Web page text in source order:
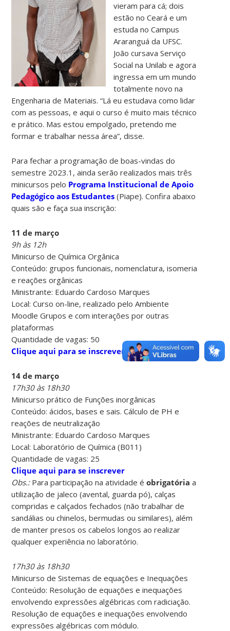
vieram para cá; dois
estão no Ceará e um
estuda no Campus
Araranguá da UFSC.
João cursava Serviço
Social na Unilab e agora
ingressa em um mundo
totalmente novo na
Engenharia de Materiais. “Lá eu estudava como lidar
com as pessoas, e aqui o curso é muito mais técnico
e prático. Mas estou empolgado, pretendo me
formar e trabalhar nessa área”, disse.
Para fechar a programação de boas-vindas do
semestre 2023.1, ainda serão realizados mais três
minicursos pelo Programa Institucional de Apoio
Pedagógico aos Estudantes (Piape). Confira abaixo
quais são e faça sua inscrição:
11 de março
9h às 12h
Minicurso de Química Orgânica
Conteúdo: grupos funcionais, nomenclatura, isomeria
e reações orgânicas
Ministrante: Eduardo Cardoso Marques
Local: Curso on-line, realizado pelo Ambiente
Moodle Grupos e com interações por outras
plataformas
Quantidade de vagas: 50
Clique aqui para se inscrever
14 de março
17h30 às 18h30
Minicurso prático de Funções inorgânicas
Conteúdo: ácidos, bases e sais. Cálculo de PH e
reações de neutralização
Ministrante: Eduardo Cardoso Marques
Local: Laboratório de Química (B011)
Quantidade de vagas: 25
Clique aqui para se inscrever
Obs.:Para participação na atividade éobrigatória a
utilização de jaleco (avental, guarda pó), calças
compridas e calçados fechados (não trabalhar de
sandálias ou chinelos, bermudas ou similares), além
de manter presos os cabelos longos ao realizar
qualquer experiência no laboratório.
17h30 às 18h30
Minicurso de Sistemas de equações e Inequações
Conteúdo: Resolução de equações e inequações
envolvendo expressões algébricas com radiciação.
Resolução de equações e inequações envolvendo
expressões algébricas com módulo.